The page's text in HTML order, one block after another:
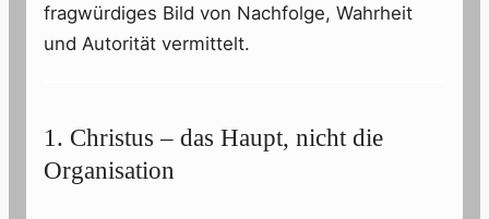
fragwürdiges Bild von Nachfolge, Wahrheit
und Autorität vermittelt.
1. Christus – das Haupt, nicht die
Organisation